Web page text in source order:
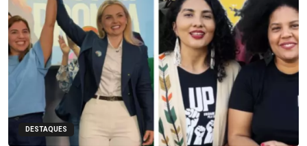
DESTAQUES